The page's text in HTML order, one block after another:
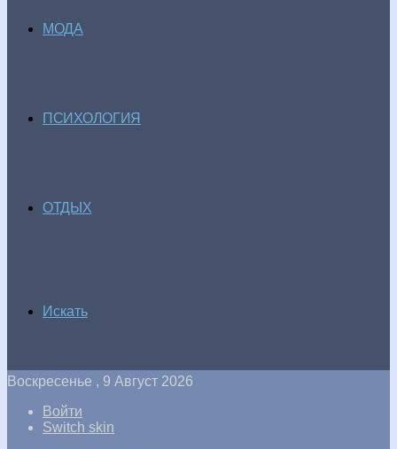
МОДА
ПСИХОЛОГИЯ
ОТДЫХ
Искать
Воскресенье , 9 Август 2026
Войти
Switch skin